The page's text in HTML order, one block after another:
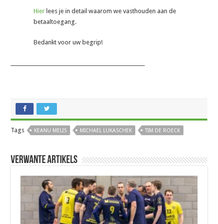
Hier lees je in detail waarom we vasthouden aan de
betaaltoegang.
Bedankt voor uw begrip!
Tags KEANU MELIS MICHAEL LUKASCHEK TIM DE ROECK
Verwante artikels